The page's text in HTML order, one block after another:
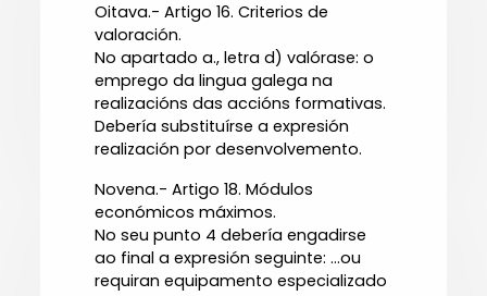
Oitava.- Artigo 16. Criterios de
valoración.
No apartado a., letra d) valórase: o
emprego da lingua galega na
realizacións das accións formativas.
Debería substituírse a expresión
realización por desenvolvemento.
Novena.- Artigo 18. Módulos
económicos máximos.
No seu punto 4 debería engadirse
ao final a expresión seguinte: ...ou
requiran equipamento especializado